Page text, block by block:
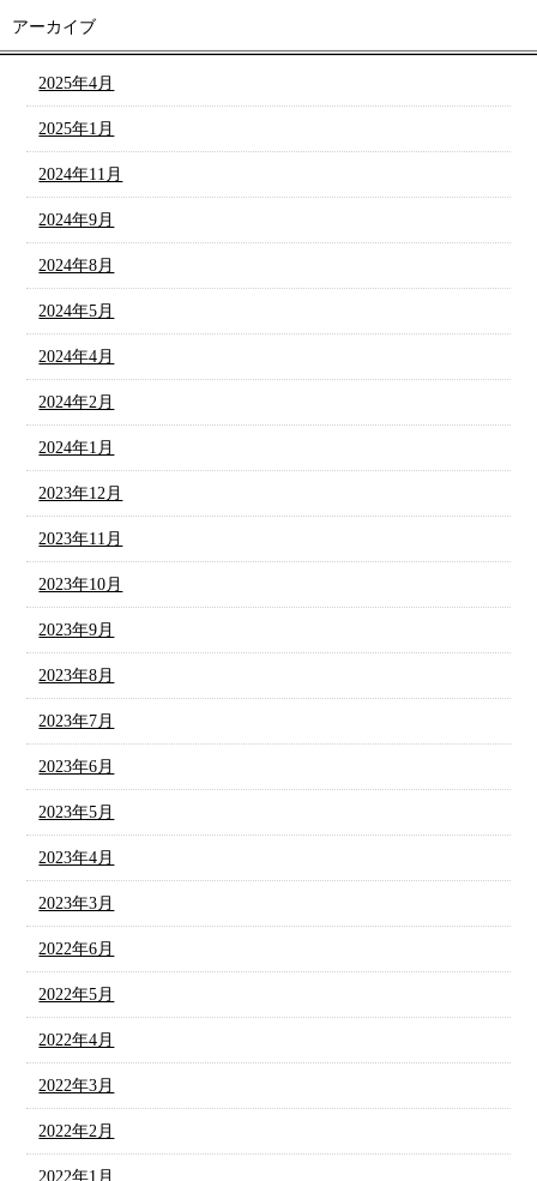
アーカイブ
2025年4月
2025年1月
2024年11月
2024年9月
2024年8月
2024年5月
2024年4月
2024年2月
2024年1月
2023年12月
2023年11月
2023年10月
2023年9月
2023年8月
2023年7月
2023年6月
2023年5月
2023年4月
2023年3月
2022年6月
2022年5月
2022年4月
2022年3月
2022年2月
2022年1月